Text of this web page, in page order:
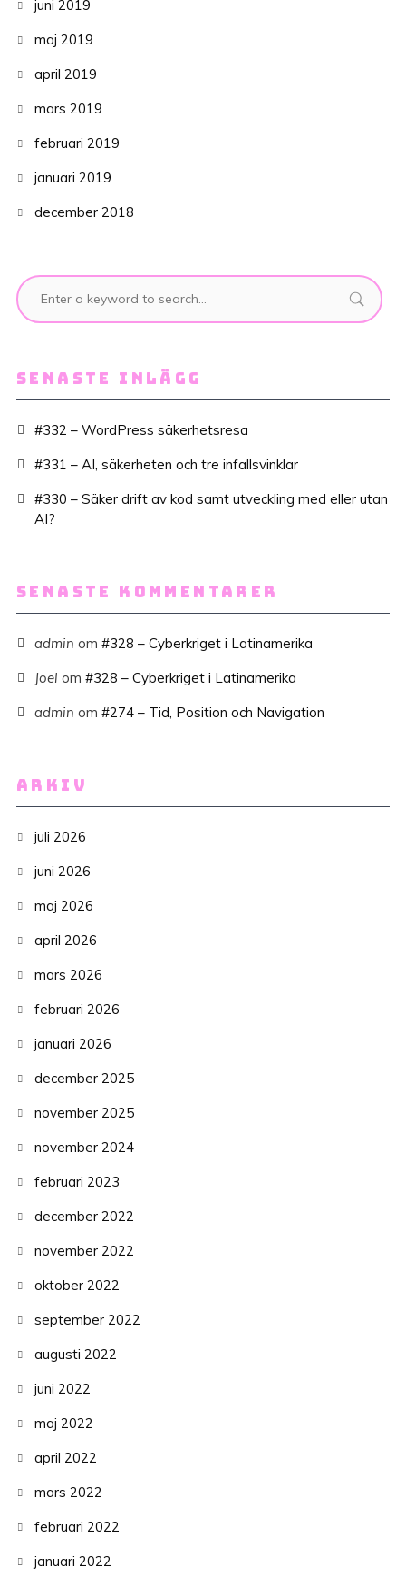
juni 2019
maj 2019
april 2019
mars 2019
februari 2019
januari 2019
december 2018
SENASTE INLÄGG
#332 – WordPress säkerhetsresa
#331 – AI, säkerheten och tre infallsvinklar
#330 – Säker drift av kod samt utveckling med eller utan
AI?
SENASTE KOMMENTARER
admin om #328 – Cyberkriget i Latinamerika
Joel om #328 – Cyberkriget i Latinamerika
admin om #274 – Tid, Position och Navigation
ARKIV
juli 2026
juni 2026
maj 2026
april 2026
mars 2026
februari 2026
januari 2026
december 2025
november 2025
november 2024
februari 2023
december 2022
november 2022
oktober 2022
september 2022
augusti 2022
juni 2022
maj 2022
april 2022
mars 2022
februari 2022
januari 2022